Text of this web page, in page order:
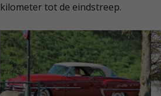
kilometer tot de eindstreep.